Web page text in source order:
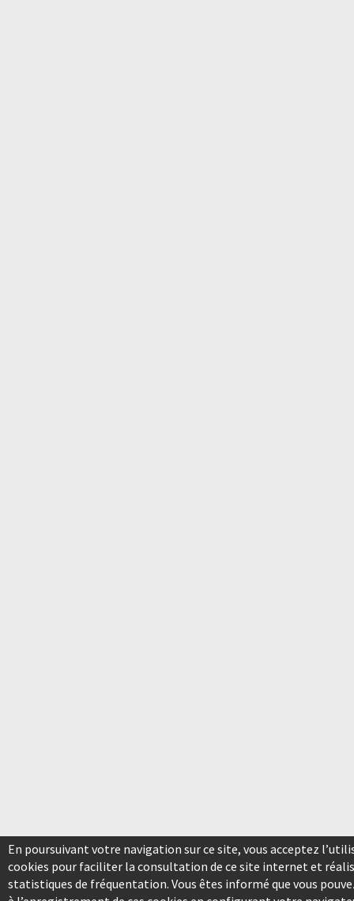
En poursuivant votre navigation sur ce site, vous acceptez
cookies pour faciliter la consultation de ce site internet et
statistiques de fréquentation. Vous êtes informé que vous